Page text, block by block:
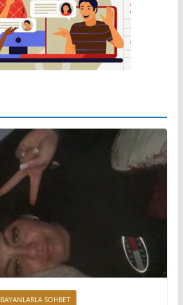
BAYANLARLA SOHBET